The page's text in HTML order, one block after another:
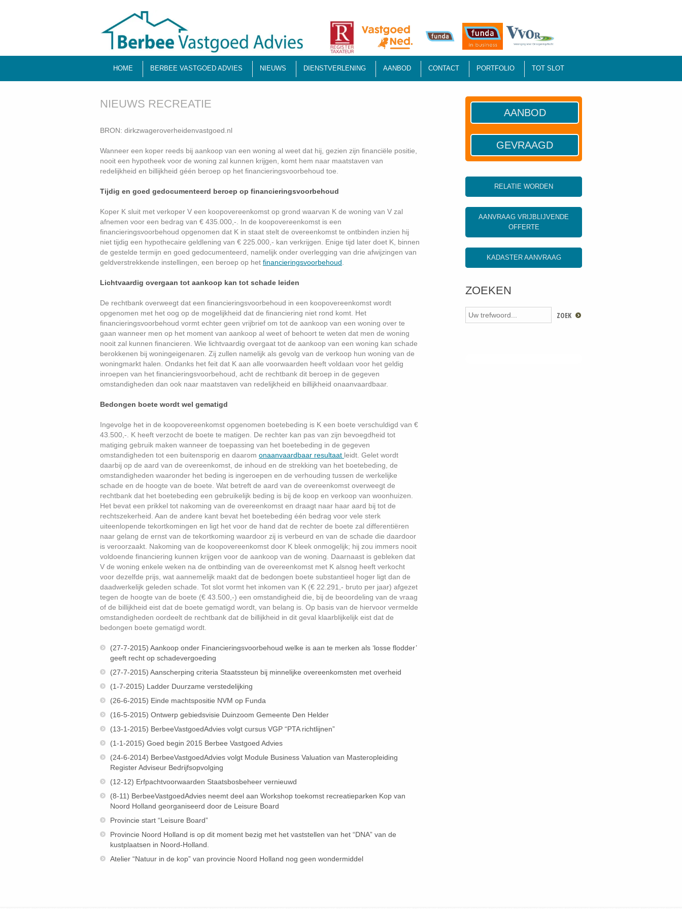
HOME BERBEE VASTGOED ADVIES NIEUWS DIENSTVERLENING AANBOD CONTACT PORTFOLIO TOT SLOT
NIEUWS RECREATIE
BRON: dirkzwageroverheidenvastgoed.nl
Wanneer een koper reeds bij aankoop van een woning al weet dat hij, gezien zijn financiële positie,
nooit een hypotheek voor de woning zal kunnen krijgen, komt hem naar maatstaven van
redelijkheid en billijkheid géén beroep op het financieringsvoorbehoud toe.
Tijdig en goed gedocumenteerd beroep op financieringsvoorbehoud
Koper K sluit met verkoper V een koopovereenkomst op grond waarvan K de woning van V zal
afnemen voor een bedrag van € 435.000,-. In de koopovereenkomst is een
financieringsvoorbehoud opgenomen dat K in staat stelt de overeenkomst te ontbinden inzien hij
niet tijdig een hypothecaire geldlening van € 225.000,- kan verkrijgen. Enige tijd later doet K, binnen
de gestelde termijn en goed gedocumenteerd, namelijk onder overlegging van drie afwijzingen van
geldverstrekkende instellingen, een beroep op het financieringsvoorbehoud
Lichtvaardig overgaan tot aankoop kan tot schade leiden
De rechtbank overweegt dat een financieringsvoorbehoud in een koopovereenkomst wordt
opgenomen met het oog op de mogelijkheid dat de financiering niet rond komt. Het
financieringsvoorbehoud vormt echter geen vrijbrief om tot de aankoop van een woning over te
gaan wanneer men op het moment van aankoop al weet of behoort te weten dat men de woning
nooit zal kunnen financieren. Wie lichtvaardig overgaat tot de aankoop van een woning kan schade
berokkenen bij woningeigenaren. Zij zullen namelijk als gevolg van de verkoop hun woning van de
woningmarkt halen. Ondanks het feit dat K aan alle voorwaarden heeft voldaan voor het geldig
inroepen van het financieringsvoorbehoud, acht de rechtbank dit beroep in de gegeven
omstandigheden dan ook naar maatstaven van redelijkheid en billijkheid onaanvaardbaar.
Bedongen boete wordt wel gematigd
Ingevolge het in de koopovereenkomst opgenomen boetebeding is K een boete verschuldigd van €
43.500,-. K heeft verzocht de boete te matigen. De rechter kan pas van zijn bevoegdheid tot
matiging gebruik maken wanneer de toepassing van het boetebeding in de gegeven
omstandigheden tot een buitensporig en daarom onaanvaardbaar resultaat leidt. Gelet wordt
daarbij op de aard van de overeenkomst, de inhoud en de strekking van het boetebeding, de
omstandigheden waaronder het beding is ingeroepen en de verhouding tussen de werkelijke
schade en de hoogte van de boete. Wat betreft de aard van de overeenkomst overweegt de
rechtbank dat het boetebeding een gebruikelijk beding is bij de koop en verkoop van woonhuizen.
Het bevat een prikkel tot nakoming van de overeenkomst en draagt naar haar aard bij tot de
rechtszekerheid. Aan de andere kant bevat het boetebeding één bedrag voor vele sterk
uiteenlopende tekortkomingen en ligt het voor de hand dat de rechter de boete zal differentiëren
naar gelang de ernst van de tekortkoming waardoor zij is verbeurd en van de schade die daardoor
is veroorzaakt. Nakoming van de koopovereenkomst door K bleek onmogelijk; hij zou immers nooit
voldoende financiering kunnen krijgen voor de aankoop van de woning. Daarnaast is gebleken dat
V de woning enkele weken na de ontbinding van de overeenkomst met K alsnog heeft verkocht
voor dezelfde prijs, wat aannemelijk maakt dat de bedongen boete substantieel hoger ligt dan de
daadwerkelijk geleden schade. Tot slot vormt het inkomen van K (€ 22.291,- bruto per jaar) afgezet
tegen de hoogte van de boete (€ 43.500,-) een omstandigheid die, bij de beoordeling van de vraag
of de billijkheid eist dat de boete gematigd wordt, van belang is. Op basis van de hiervoor vermelde
omstandigheden oordeelt de rechtbank dat de billijkheid in dit geval klaarblijkelijk eist dat de
bedongen boete gematigd wordt.
(27-7-2015) Aankoop onder Financieringsvoorbehoud welke is aan te merken als ‘losse flodder’
geeft recht op schadevergoeding
(27-7-2015) Aanscherping criteria Staatssteun bij minnelijke overeenkomsten met overheid
(1-7-2015) Ladder Duurzame verstedelijking
(26-6-2015) Einde machtspositie NVM op Funda
(16-5-2015) Ontwerp gebiedsvisie Duinzoom Gemeente Den Helder
(13-1-2015) BerbeeVastgoedAdvies volgt cursus VGP “PTA richtlijnen”
(1-1-2015) Goed begin 2015 Berbee Vastgoed Advies
(24-6-2014) BerbeeVastgoedAdvies volgt Module Business Valuation van Masteropleiding
Register Adviseur Bedrijfsopvolging
(12-12) Erfpachtvoorwaarden Staatsbosbeheer vernieuwd
(8-11) BerbeeVastgoedAdvies neemt deel aan Workshop toekomst recreatieparken Kop van
Noord Holland georganiseerd door de Leisure Board
Provincie start “Leisure Board”
Provincie Noord Holland is op dit moment bezig met het vaststellen van het “DNA” van de
kustplaatsen in Noord-Holland.
Atelier “Natuur in de kop” van provincie Noord Holland nog geen wondermiddel
AANBOD
GEVRAAGD
RELATIE WORDEN
AANVRAAG VRIJBLIJVENDE
OFFERTE
KADASTER AANVRAAG
ZOEKEN